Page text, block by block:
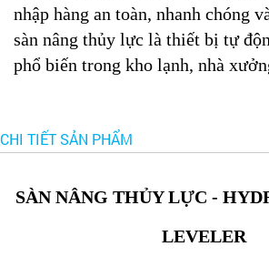
nhập hàng an toàn, nhanh chóng
sàn nâng thủy lực là thiết bị tự
phổ biến trong kho lạnh, nhà
CHI TIẾT SẢN PHẨM
SÀN NÂNG THỦY LỰC -
LEVELER